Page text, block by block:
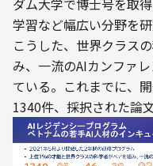
ダム大学で博士号を取
学習など幅広い分野を
こうした、世界クラス
み、一流のAIカンファ
ている。これまでに、
1340件、採択された論